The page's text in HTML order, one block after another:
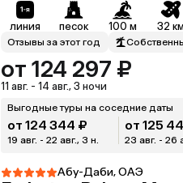
линия песок 100 м 32 км
Отзывы за этот год
от 124 297 ₽
11 авг. - 14 авг., 3 ночи
Выгодные туры на соседние даты
от 124 344 ₽
19 авг. - 22 авг., 3 н.
от 125
23 авг. - 26
Абу-Даби, ОАЭ